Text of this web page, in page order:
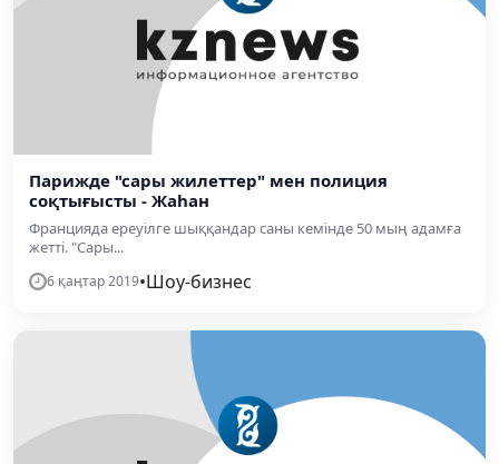
Парижде "сары жилеттер" мен полиция
соқтығысты - Жаһан
Францияда ереуілге шыққандар саны кемінде 50 мың адамға
жетті. "Сары...
6 қаңтар 2019•Шоу-бизнес